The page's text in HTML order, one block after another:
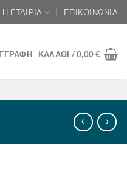
Η ΕΤΑΙΡΊΑ ΕΠΙΚΟΙΝΩΝΊΑ
ΚΑΛΆΘΙ /0,00€